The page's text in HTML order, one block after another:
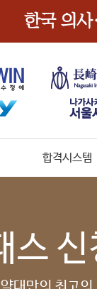
합격시스템
스